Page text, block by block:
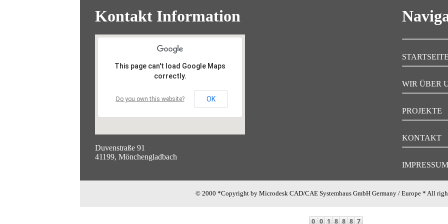
Kontakt Information
This page can't load Google Maps
correctly.
Do you own this website? OK
Duvenstraße 91
41199, Mönchengladbach
STARTSEITE
WIR ÜBER
PROJEKTE
KONTAKT
IMPRESSUM
© 2000 *Copyright by Microdesk CAD/CAE Systemhaus GmbH Germany / Europe * All